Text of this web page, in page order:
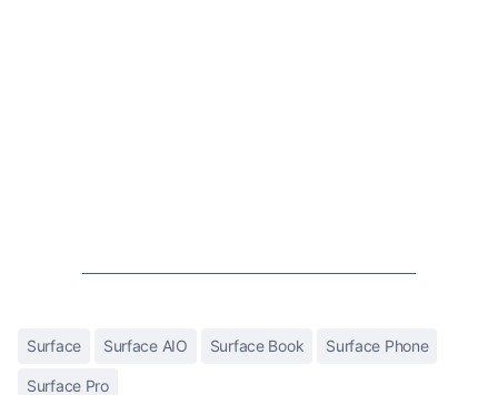
Surface Surface AIO Surface Book Surface Phone
Surface Pro